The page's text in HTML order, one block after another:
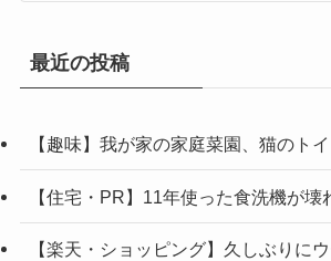
最近の投稿
【趣味】我が家の家庭菜園、猫のト
【住宅・PR】11年使った食洗機が壊
【楽天・ショッピング】久しぶりに